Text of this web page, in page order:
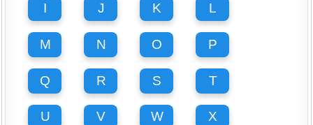
I J K L
M N O P
Q R S T
U V W X